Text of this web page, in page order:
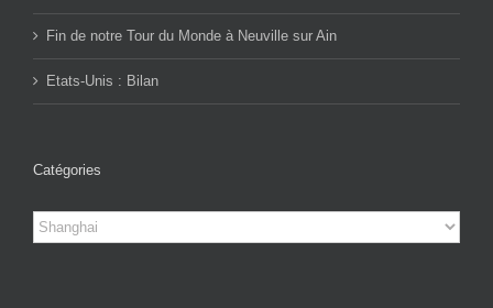
Fin de notre Tour du Monde à Neuville sur Ain
Etats-Unis : Bilan
Catégories
Catégories